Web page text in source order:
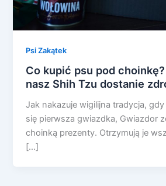
Psi Zakątek
Co kupić psu pod
nasz Shih Tzu dostanie
Jak nakazuje wigilijna tradycja,
się pierwsza gwiazdka, Gwiazdor
choinką prezenty. Otrzymują je
[…]